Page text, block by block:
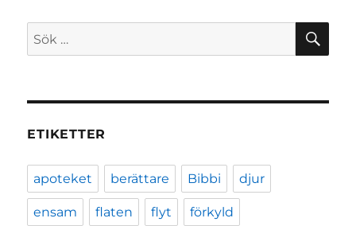
Sök
efter:
ETIKETTER
apoteket berättare Bibbi djur
ensam flaten flyt förkyld